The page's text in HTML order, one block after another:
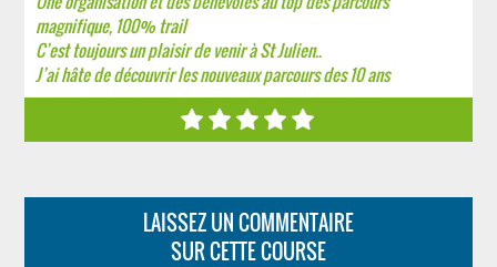
magnifique, 100% trail
C’est toujours un plaisir de venir à St Julien..
J’ai hâte de découvrir les nouveaux parcours des 10 ans
LAISSEZ UN COMMENTAIRE
SUR CETTE COURSE